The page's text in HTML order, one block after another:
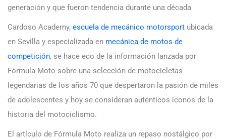
generación y que fueron tendencia durante una década
Cardoso Academy, escuela de mecánico motorsport ubicada
en Sevilla y especializada en mecánica de motos de
competición, se hace eco de la información lanzada por
Fórmula Moto sobre una selección de motocicletas
legendarias de los años 70 que despertaron la pasión de miles
de adolescentes y hoy se consideran auténticos iconos de la
historia del motociclismo.
El artículo de Fórmula Moto realiza un repaso nostálgico por